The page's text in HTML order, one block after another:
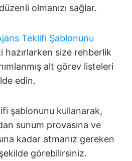
olmanızı sağlar.
Teklifi Şablonunu
hazırlarken size rehberlik
alt görev listeleri
edin.
şablonunu kullanarak,
sunum provasına ve
kadar atmanız gereken
görebilirsiniz.